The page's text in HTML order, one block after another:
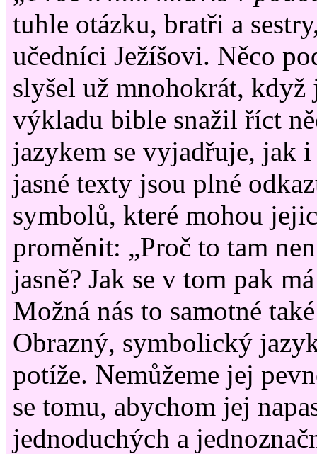
tuhle otázku, bratři a
učedníci Ježíšovi. Něco
slyšel už mnohokrát, když
výkladu bible snažil říct
jazykem se vyjadřuje, jak
jasné texty jsou plné
symbolů, které mohou
proměnit: „Proč to tam
jasně? Jak se v tom pak
Možná nás to samotné
Obrazný, symbolický
potíže. Nemůžeme jej
se tomu, abychom jej
jednoduchých a